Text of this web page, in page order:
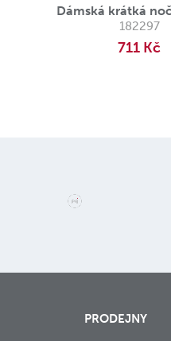
Dámská krátká
182297
711 Kč
PRODEJNY